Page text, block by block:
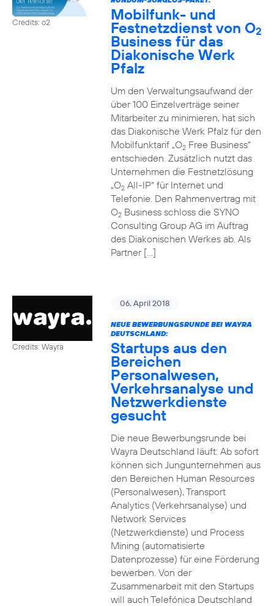
Credits: o2 Mobilfunk- und
Festnetzdienst von O2
Business für das
Diakonische Werk
Pfalz
Um den Verwaltungsaufwand der
über 100 Einzelverträge seiner
Mitarbeiter zu minimieren, hat sich
das Diakonische Werk Pfalz für den
Mobilfunktarif „O2Free Business“
entschieden. Zusätzlich nutzt das
Unternehmen die Festnetzlösung
„O2All-IP“ für Internet und
Telefonie. Den Rahmenvertrag mit
O2Business schloss die SYNO
Consulting Group AG im Auftrag
des Diakonischen Werkes ab. Als
Partner […]
Credits: Wayra
06. April 2018
NEUE BEWERBUNGSRUNDE BEI WAYRA
DEUTSCHLAND:
Startups aus den
Bereichen
Personalwesen,
Verkehrsanalyse und
Netzwerkdienste
gesucht
Die neue Bewerbungsrunde bei
Wayra Deutschland läuft: Ab sofort
können sich Jungunternehmen aus
den Bereichen Human Resources
(Personalwesen), Transport
Analytics (Verkehrsanalyse) und
Network Services
(Netzwerkdienste) und Process
Mining (automatisierte
Datenprozesse) für eine Förderung
bewerben. Von der
Zusammenarbeit mit den Startups
will auch Telefónica Deutschland